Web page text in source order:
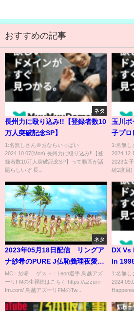
おすすめの記事
ネタ
長州力に殴り込み!!【登録者数10
万人突破記念SP】
1:名無しさん＠おならいっぱい
2024.10.07(Mon) 長州力に殴り込み!!【登
録者数10万人突破記念SP】って動画が話
題らしいぞ 長...
玉川ボ
子プロ
続2度
1:名無し
2023女
続2度目)
ネタ
2023年05月18日配信 リングア
ナ紗希のPURE J仏恥義理夜愛
MC：紗希 ゲスト：Leon選手
MC：紗希 ゲスト：Leon選手 鳥越アズ
ーリFMの生視聴はこちら https://azzurri-
fm.com/ 鳥越アズーリFMのTw...
DX Vs
In
1:名無し